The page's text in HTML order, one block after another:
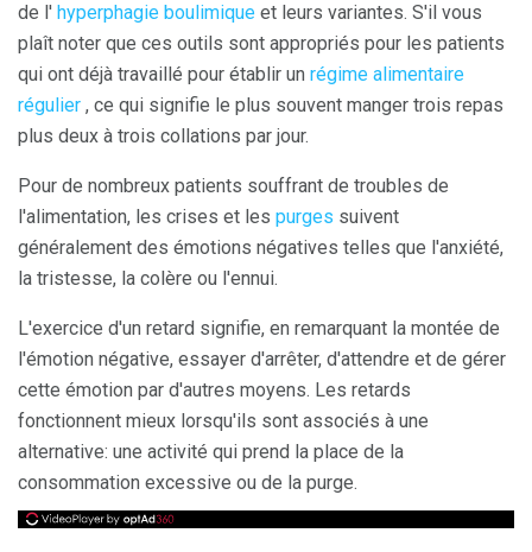
de l' hyperphagie boulimique et leurs variantes. S'il vous
plaît noter que ces outils sont appropriés pour les patients
qui ont déjà travaillé pour établir un régime alimentaire
régulier , ce qui signifie le plus souvent manger trois repas
plus deux à trois collations par jour.
Pour de nombreux patients souffrant de troubles de
l'alimentation, les crises et les purges suivent
généralement des émotions négatives telles que l'anxiété,
la tristesse, la colère ou l'ennui.
L'exercice d'un retard signifie, en remarquant la montée de
l'émotion négative, essayer d'arrêter, d'attendre et de gérer
cette émotion par d'autres moyens. Les retards
fonctionnent mieux lorsqu'ils sont associés à une
alternative: une activité qui prend la place de la
consommation excessive ou de la purge.